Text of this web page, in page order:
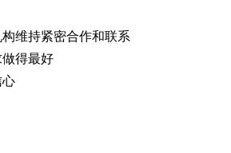
维持紧密合作和联系
做得最好
心